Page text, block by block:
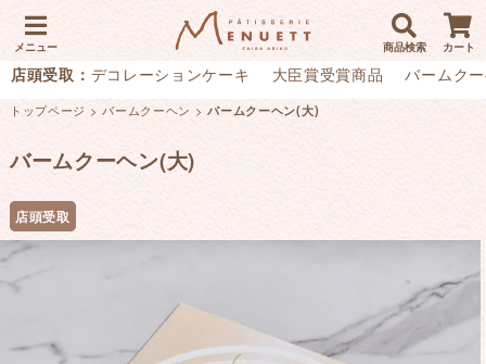
メニュー 商品検索 カート
店頭受取： デコレーションケーキ 大臣賞受賞商品 バームク
トップページ > バームクーヘン >バームクーヘン(大)
バームクーヘン(大)
店頭受取